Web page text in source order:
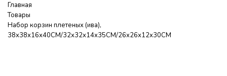
Главная
Товары
Набор корзин плетеных (ива),
38х38х16х40CM/32х32х14х35CM/26х26х12х30CM